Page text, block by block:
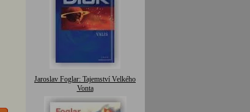
Jaroslav Foglar: Tajemství Velkého
Vonta